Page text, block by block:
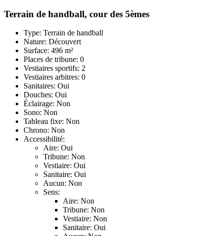
Terrain de handball, cour des 5èmes
Type: Terrain de handball
Nature: Découvert
Surface: 496 m²
Places de tribune: 0
Vestiaires sportifs: 2
Vestiaires arbitres: 0
Sanitaires: Oui
Douches: Oui
Éclairage: Non
Sono: Non
Tableau fixe: Non
Chrono: Non
Accessibilité:
Aire: Oui
Tribune: Non
Vestiaire: Oui
Sanitaire: Oui
Aucun: Non
Sens:
Aire: Non
Tribune: Non
Vestiaire: Non
Sanitaire: Oui